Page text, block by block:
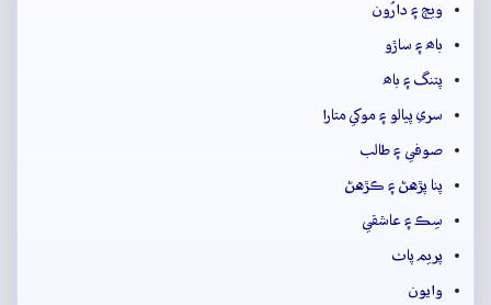
ويڄ ۽ دارُون
باھ ۽ ساڙو
پتنگ ۽ باھ
سري پيالو ۽ موکي متارا
صوفي ۽ طالب
پنا پڙهڻ ۽ ڪڙهڻ
سِڪ ۽ عاشقي
پريم پاٺ
وايون